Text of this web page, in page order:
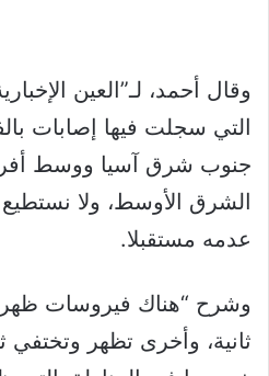
وقال أحمد، لـ”العين
التي سجلت فيها إصابات
جنوب شرق آسيا ووسط
الشرق الأوسط، ولا
عدمه مستقبلا.
وشرح “هناك فيروسات
ثانية، وأخرى تظهر وتختفي